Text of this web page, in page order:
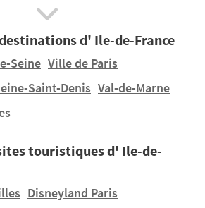
sont de très bons prétextes.
au camping en Ile-de-France,
deSaint-Germainou dans la
L’Ile-de-France, c’est aussi
la tour Eiffel et promenez-vous
repartez avec des images plein
ducamping en Ile-de-France
d' Ile-de-France
Seine Ville de Paris
Saint-Denis Val-de-Marne
touristiques d' Ile-de-
Disneyland Paris